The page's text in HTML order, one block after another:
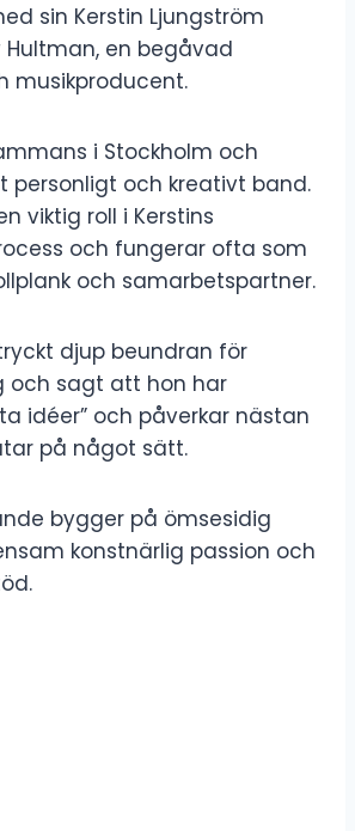
sin Kerstin Ljungström
Hultman, en begåvad
musikproducent.
i Stockholm och
personligt och kreativt band.
viktig roll i Kerstins
och fungerar ofta som
och samarbetspartner.
djup beundran för
och sagt att hon har
idéer” och påverkar nästan
på något sätt.
bygger på ömsesidig
konstnärlig passion och